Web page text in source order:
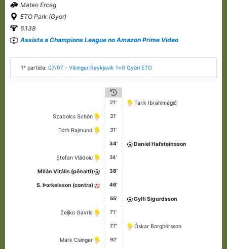
Mateo Erceg
ETO Park (Gyor)
6.138
Assista a Champions League no Amazon Prime Video
1ª partida: 07/07 - Víkingur Reykjavík 1x0 Győri ETO
21' Tarik Ibrahimagić
Szabolcs Schön 31'
Tóth Rajmund 31'
34' Daníel Hafsteinsson
Ștefan Vlădoiu 34'
Milán Vitális (pênalti) 38'
S. Þorkelsson (contra) 46'
55' Gylfi Sigurdsson
Zeljko Gavric 71'
77' Óskar Borgþórsson
Márk Csinger 92'